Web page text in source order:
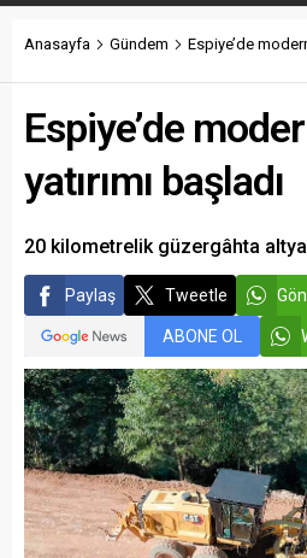
Anasayfa Gündem Espiye’de
Espiye’de
yatırımı başladı
20 kilometrelik güzergâhta
Paylaş Tweetle
ABONE OL